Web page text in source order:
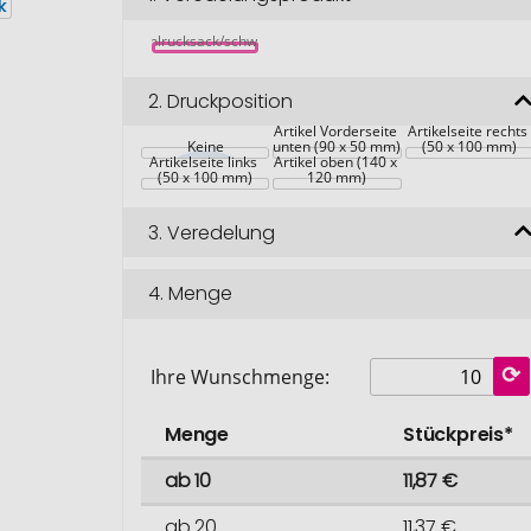
Kühlrucksack/schwarz
2.Druckposition
Keine
Artikel Vorderseite
unten (90 x 50 mm)
Artikelseite rechts
(50 x 100 mm)
Artikelseite links
(50 x 100 mm)
Artikel oben (140 x
120 mm)
3.Veredelung
4.Menge
Ihre Wunschmenge:
Menge
Stückpreis*
ab 10
11,87 €